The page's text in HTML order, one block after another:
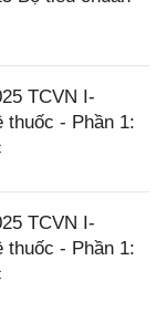
TCVN I-
thuốc - Phần 1:
TCVN I-
thuốc - Phần 1: